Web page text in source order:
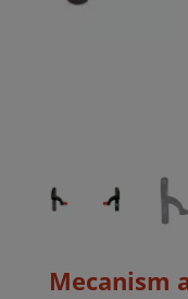
Mecanism